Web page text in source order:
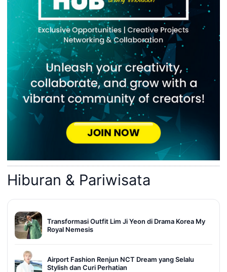
Hiburan & Pariwisata
Transformasi Outfit Lim Ji Yeon di Drama Korea My
Royal Nemesis
Airport Fashion Renjun NCT Dream yang Selalu
Stylish dan Curi Perhatian